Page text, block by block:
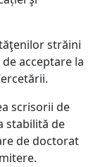
străini
acceptare la
scrisorii de
stabilită de
de doctorat